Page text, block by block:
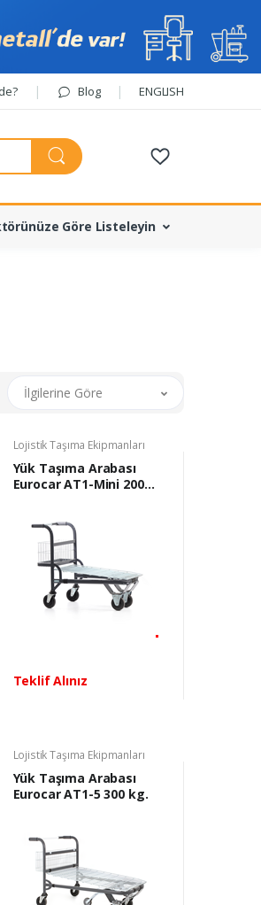
Blog ENGLISH
Göre Listeleyin
İlgilerine Göre
Lojistik Taşıma Ekipmanları
Yük Taşıma Arabası
Eurocar AT1-Mini 200
Teklif Alınız
Lojistik Taşıma Ekipmanları
Yük Taşıma Arabası
Eurocar AT1-5 300 kg.